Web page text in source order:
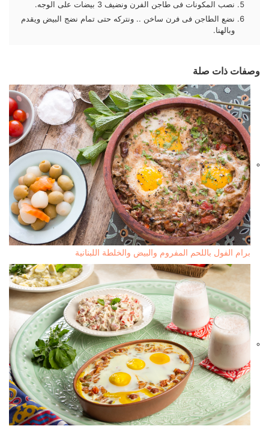
نصب المكونات فى طاجن الفرن ونضيف 3 بيضات على الوجه.
نضع الطاجن فى فرن ساخن .. ونتركه حتى تمام نضج البيض ويقدم
وبالهنا.
وصفات ذات صلة
برام الفول باللحم المفروم والبيض والخلطة اللبنانية